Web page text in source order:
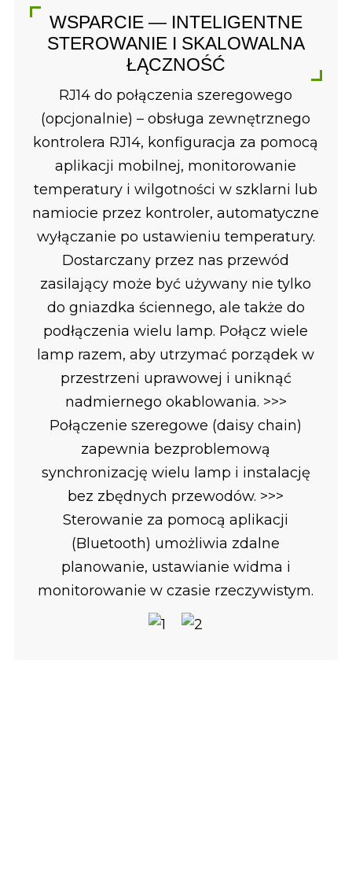
WSPARCIE — INTELIGENTNE
STEROWANIE I SKALOWALNA
ŁĄCZNOŚĆ
RJ14 do połączenia szeregowego
(opcjonalnie) – obsługa zewnętrznego
kontrolera RJ14, konfiguracja za pomocą
aplikacji mobilnej, monitorowanie
temperatury i wilgotności w szklarni lub
namiocie przez kontroler, automatyczne
wyłączanie po ustawieniu temperatury.
Dostarczany przez nas przewód
zasilający może być używany nie tylko
do gniazdka ściennego, ale także do
podłączenia wielu lamp. Połącz wiele
lamp razem, aby utrzymać porządek w
przestrzeni uprawowej i uniknąć
nadmiernego okablowania. >>>
Połączenie szeregowe (daisy chain)
zapewnia bezproblemową
synchronizację wielu lamp i instalację
bez zbędnych przewodów. >>>
Sterowanie za pomocą aplikacji
(Bluetooth) umożliwia zdalne
planowanie, ustawianie widma i
monitorowanie w czasie rzeczywistym.